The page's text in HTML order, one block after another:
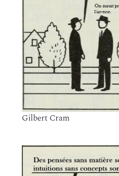
Gilbert Cram